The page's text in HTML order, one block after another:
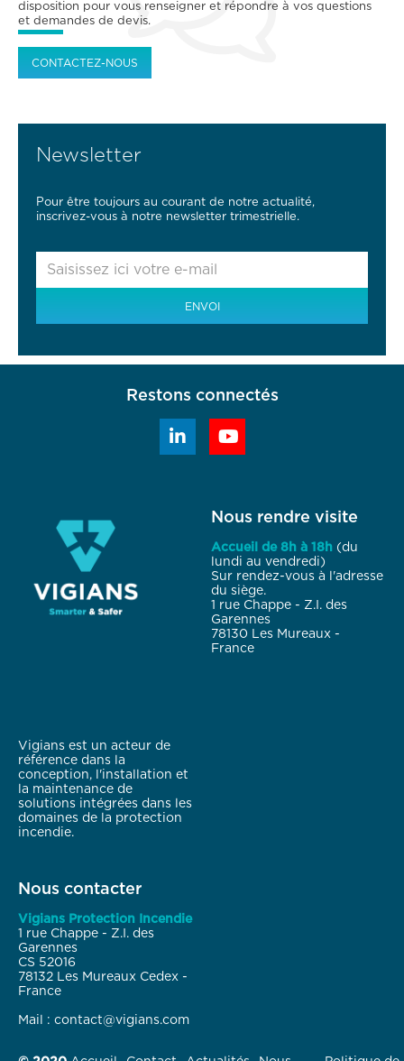
disposition pour vous renseigner et répondre à vos questions
et demandes de devis.
CONTACTEZ-NOUS
Newsletter
Pour être toujours au courant de notre actualité,
inscrivez-vous à notre newsletter trimestrielle.
Restons connectés
 
Vigians est un acteur de
référence dans la
conception, l'installation et
la maintenance de
solutions intégrées dans les
domaines de la protection
incendie.
Nous contacter
Vigians Protection Incendie
1 rue Chappe - Z.I. des
Garennes
CS 52016
78132 Les Mureaux Cedex -
France
Mail : contact@vigians.com
Nous rendre visite
Accueil de 8h à 18h (du
lundi au vendredi)
Sur rendez-vous à l'adresse
du siège.
1 rue Chappe - Z.I. des
Garennes
78130 Les Mureaux -
France